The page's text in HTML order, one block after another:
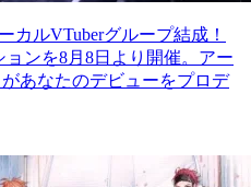
カルVTuberグループ結成！
ョンを8月8日より開催。アー
あなたのデビューをプロデ